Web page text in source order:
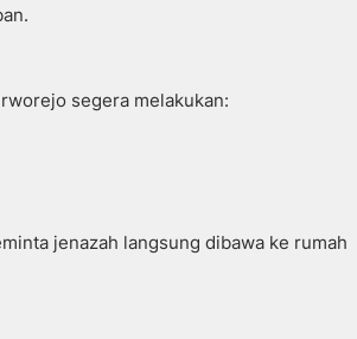
segera melakukan:
jenazah langsung dibawa ke rumah